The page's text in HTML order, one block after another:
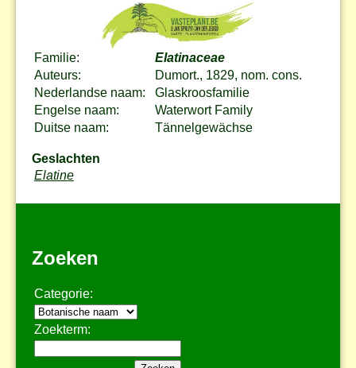
Familie:
Elatinaceae
Auteurs:
Dumort., 1829, nom. cons.
Nederlandse naam:
Glaskroosfamilie
Engelse naam:
Waterwort Family
Duitse naam:
Tännelgewächse
Geslachten
Elatine
Zoeken
Categorie:
Zoekterm: